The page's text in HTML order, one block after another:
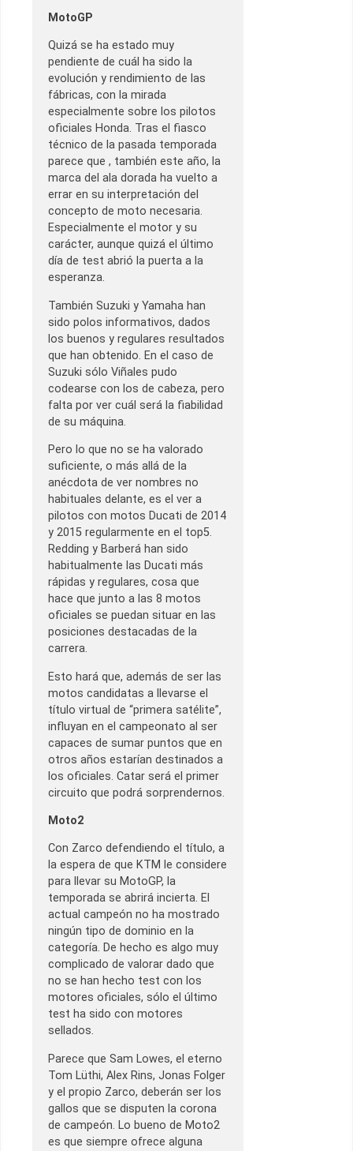
MotoGP
Quizá se ha estado muy
pendiente de cuál ha sido la
evolución y rendimiento de las
fábricas, con la mirada
especialmente sobre los pilotos
oficiales Honda. Tras el fiasco
técnico de la pasada temporada
parece que , también este año, la
marca del ala dorada ha vuelto a
errar en su interpretación del
concepto de moto necesaria.
Especialmente el motor y su
carácter, aunque quizá el último
día de test abrió la puerta a la
esperanza.
También Suzuki y Yamaha han
sido polos informativos, dados
los buenos y regulares resultados
que han obtenido. En el caso de
Suzuki sólo Viñales pudo
codearse con los de cabeza, pero
falta por ver cuál será la fiabilidad
de su máquina.
Pero lo que no se ha valorado
suficiente, o más allá de la
anécdota de ver nombres no
habituales delante, es el ver a
pilotos con motos Ducati de 2014
y 2015 regularmente en el top5.
Redding y Barberá han sido
habitualmente las Ducati más
rápidas y regulares, cosa que
hace que junto a las 8 motos
oficiales se puedan situar en las
posiciones destacadas de la
carrera.
Esto hará que, además de ser las
motos candidatas a llevarse el
título virtual de “primera satélite”,
influyan en el campeonato al ser
capaces de sumar puntos que en
otros años estarían destinados a
los oficiales. Catar será el primer
circuito que podrá sorprendernos.
Moto2
Con Zarco defendiendo el título, a
la espera de que KTM le considere
para llevar su MotoGP, la
temporada se abrirá incierta. El
actual campeón no ha mostrado
ningún tipo de dominio en la
categoría. De hecho es algo muy
complicado de valorar dado que
no se han hecho test con los
motores oficiales, sólo el último
test ha sido con motores
sellados.
Parece que Sam Lowes, el eterno
Tom Lüthi, Alex Rins, Jonas Folger
y el propio Zarco, deberán ser los
gallos que se disputen la corona
de campeón. Lo bueno de Moto2
es que siempre ofrece alguna